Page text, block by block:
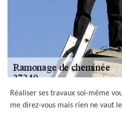
Réaliser ses travaux soi-même
me direz-vous mais rien ne vaut